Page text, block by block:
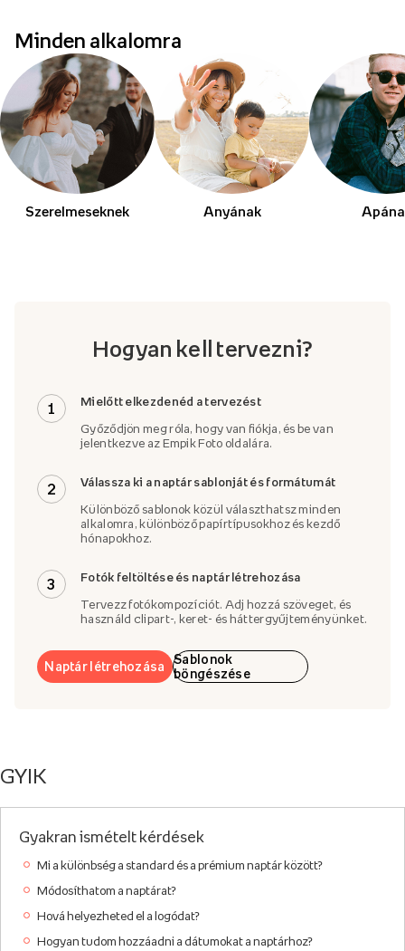
Minden alkalomra
Szerelmeseknek Anyának
Hogyan kell tervezni?
1 Mielőtt elkezdenéd a tervezést
Győződjön meg róla, hogy van fiókja, és be van
jelentkezve az Empik Foto oldalára.
2 Válassza ki a naptár sablonját és formátumát
Különböző sablonok közül választhatsz minden
alkalomra, különböző papírtípusokhoz és kezdő
hónapokhoz.
3 Fotók feltöltése és naptár létrehozása
Tervezz fotókompozíciót. Adj hozzá szöveget, és
használd clipart-, keret- és háttergyűjteményünket.
Naptár létrehozása
Sablonok
böngészése
GYIK
Gyakran ismételt kérdések
Mi a különbség a standard és a prémium naptár között?
Módosíthatom a naptárat?
Hová helyezheted el a logódat?
Hogyan tudom hozzáadni a dátumokat a naptárhoz?